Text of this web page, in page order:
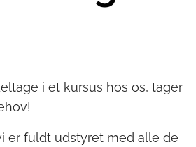
i et kursus hos os, tager
er fuldt udstyret med alle de